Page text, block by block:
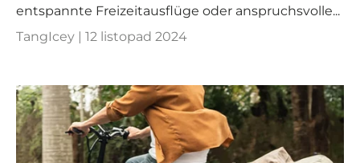
entspannte Freizeitausflüge oder anspruchsvolle...
TangIcey | 12 listopad 2024